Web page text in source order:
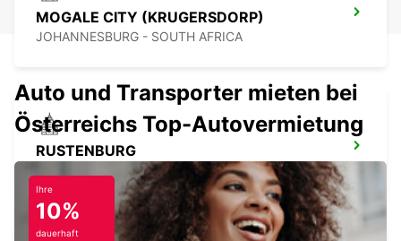
MOGALE CITY (KRUGERSDORP)
JOHANNESBURG - SOUTH AFRICA
RUSTENBURG
RUSTENBURG - SOUTH AFRICA
Auto und Transporter mieten bei
Österreichs Top-Autovermietung
Ihre
10%
dauerhaft